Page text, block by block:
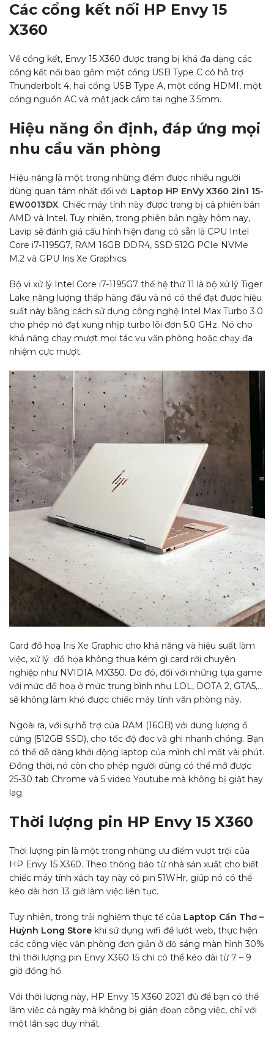
Các cổng kết nối HP Envy 15
X360
Về cổng kết, Envy 15 X360 được trang bị khá đa dạng các
cổng kết nối bao gồm một cổng USB Type C có hỗ trợ
Thunderbolt 4, hai cổng USB Type A, một cổng HDMI, một
cổng nguồn AC và một jack cắm tai nghe 3.5mm.
Hiệu năng ổn định, đáp ứng mọi
nhu cầu văn phòng
Hiệu năng là một trong những điểm được nhiều người
dùng quan tâm nhất đối với Laptop HP EnVy X360 2in1 15-
EW0013DX. Chiếc máy tính này được trang bị cả phiên bản
AMD và Intel. Tuy nhiên, trong phiên bản ngày hôm nay,
Lavip sẽ đánh giá cấu hình hiện đang có sẵn là CPU Intel
Core i7-1195G7, RAM 16GB DDR4, SSD 512G PCIe NVMe
M.2 và GPU Iris Xe Graphics.
Bộ vi xử lý Intel Core i7-1195G7 thế hệ thứ 11 là bộ xử lý Tiger
Lake năng lượng thấp hàng đầu và nó có thể đạt được hiệu
suất này bằng cách sử dụng công nghệ Intel Max Turbo 3.0
cho phép nó đạt xung nhịp turbo lõi đơn 5.0 GHz. Nó cho
khả năng chạy mượt mọi tác vụ văn phòng hoặc chạy đa
nhiệm cực mượt.
Card đồ hoạ Iris Xe Graphic cho khả năng và hiệu suất làm
việc, xử lý ​​đồ họa không thua kém gì card rời chuyên
nghiệp như NVIDIA MX350. Do đó, đối với những tựa game
với mức đồ hoạ ở mức trung bình như LOL, DOTA 2, GTA5,…
sẽ không làm khó được chiếc máy tính văn phòng này.
Ngoài ra, với sự hỗ trợ của RAM (16GB) với dung lượng ổ
cứng (512GB SSD), cho tốc độ đọc và ghi nhanh chóng. Bạn
có thể dễ dàng khởi động laptop của mình chỉ mất vài phút.
Đồng thời, nó còn cho phép người dùng có thể mở được
25-30 tab Chrome và 5 video Youtube mà không bị giật hay
lag.
Thời lượng pin HP Envy 15 X360
Thời lượng pin là một trong những ưu điểm vượt trội của
HP Envy 15 X360. Theo thông báo từ nhà sản xuất cho biết
chiếc máy tính xách tay này có pin 51WHr, giúp nó có thể
kéo dài hơn 13 giờ làm việc liên tục.
Tuy nhiên, trong trải nghiệm thực tế của Laptop Cần Thơ –
Huỳnh Long Store khi sử dụng wifi để lướt web, thực hiện
các công việc văn phòng đơn giản ở độ sáng màn hình 30%
thì thời lượng pin Envy X360 15 chỉ có thể kéo dài từ 7 – 9
giờ đồng hồ.
Với thời lượng này, HP Envy 15 X360 2021 đủ để bạn có thể
làm việc cả ngày mà không bị gián đoạn công việc, chỉ với
một lần sạc duy nhất.